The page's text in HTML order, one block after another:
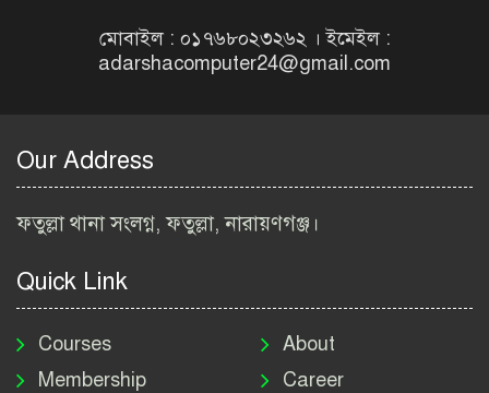
Job Circular 2026
২০২৬ | BIWTA Job Circular
মাদকদ্রব্য নিয়ন্ত্রণ অধিদপ্তর
নিয়োগ বিজ্ঞপ্তি ২০২৬ | DNC
Job Circular 2026
মোবাইল : ০১৭৬৮০২৩২৬২ । ইমেইল :
adarshacomputer24@gmail.com
Our Address
ফতুল্লা থানা সংলগ্ন, ফতুল্লা, নারায়ণগঞ্জ।
Quick Link
Courses
Membership
About
Career